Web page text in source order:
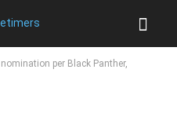
per Black Panther,